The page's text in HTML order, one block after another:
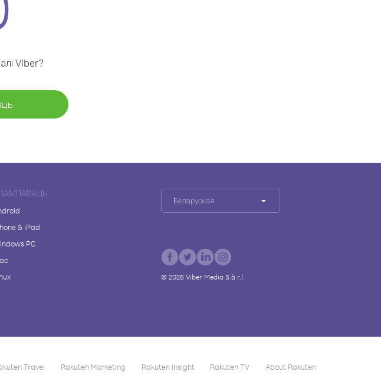
Viber?
& iPad
PC
Беларуская
© 2026 Viber Media S.à r.l.
Travel Rakuten Marketing Rakuten Insight Rakuten TV About Rakuten